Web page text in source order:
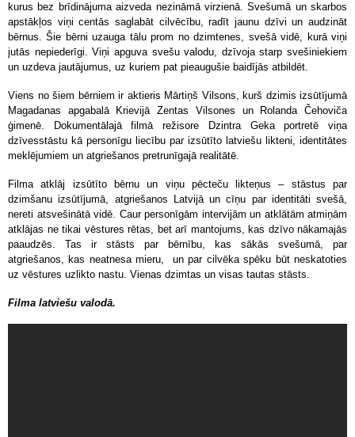
kurus bez brīdinājuma aizveda nezināmā virzienā. Svešumā un skarbos
apstākļos viņi centās saglabāt cilvēcību, radīt jaunu dzīvi un audzināt
bērnus. Šie bērni uzauga tālu prom no dzimtenes, svešā vidē, kurā viņi
jutās nepiederīgi. Viņi apguva svešu valodu, dzīvoja starp svešiniekiem
un uzdeva jautājumus, uz kuriem pat pieaugušie baidījās atbildēt.
Viens no šiem bērniem ir aktieris Mārtiņš Vilsons, kurš dzimis izsūtījumā
Magadanas apgabalā Krievijā Zentas Vilsones un Rolanda Čehoviča
ģimenē. Dokumentālajā filmā režisore Dzintra Geka portretē viņa
dzīvesstāstu kā personīgu liecību par izsūtīto latviešu likteni, identitātes
meklējumiem un atgriešanos pretrunīgajā realitātē.
Filma atklāj izsūtīto bērnu un viņu pēcteču likteņus – stāstus par
dzimšanu izsūtījumā, atgriešanos Latvijā un cīņu par identitāti svešā,
nereti atsvešinātā vidē. Caur personīgām intervijām un atklātām atmiņām
atklājas ne tikai vēstures rētas, bet arī mantojums, kas dzīvo nākamajās
paaudzēs. Tas ir stāsts par bērnību, kas sākās svešumā, par
atgriešanos, kas neatnesa mieru, un par cilvēka spēku būt neskatoties
uz vēstures uzlikto nastu. Vienas dzimtas un visas tautas stāsts.
Filma latviešu valodā.